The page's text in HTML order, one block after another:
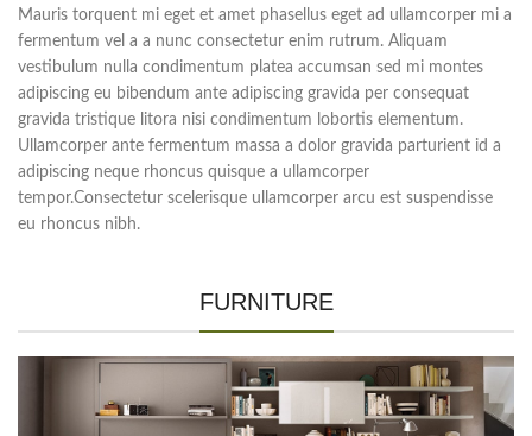
Mauris torquent mi eget et amet phasellus eget ad ullamcorper mi a
fermentum vel a a nunc consectetur enim rutrum. Aliquam
vestibulum nulla condimentum platea accumsan sed mi montes
adipiscing eu bibendum ante adipiscing gravida per consequat
gravida tristique litora nisi condimentum lobortis elementum.
Ullamcorper ante fermentum massa a dolor gravida parturient id a
adipiscing neque rhoncus quisque a ullamcorper
tempor.Consectetur scelerisque ullamcorper arcu est suspendisse
eu rhoncus nibh.
FURNITURE